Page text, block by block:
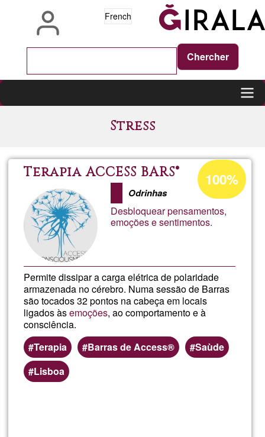
French
Stress
Terapia ACCESS BARS®
Odrinhas
Desbloquear pensamentos,
emoções e sentimentos.
Permite dissipar a carga elétrica de polaridade
armazenada no cérebro. Numa sessão de Barras
são tocados 32 pontos na cabeça em locais
ligados àsemoções, ao comportamento e à
consciência.
Terapia
Barras de Access®
Saùde
Lisboa
Pourcentage
d'acceptation
de
Ğ1
100%